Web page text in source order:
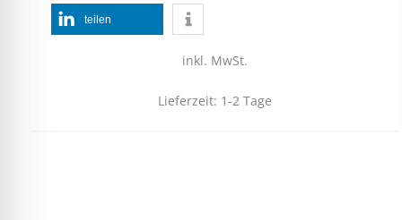
teilen
inkl. MwSt.
Lieferzeit: 1-2 Tage